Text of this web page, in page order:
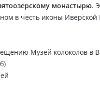
монастырю.
в честь иконы
Музей колоколов